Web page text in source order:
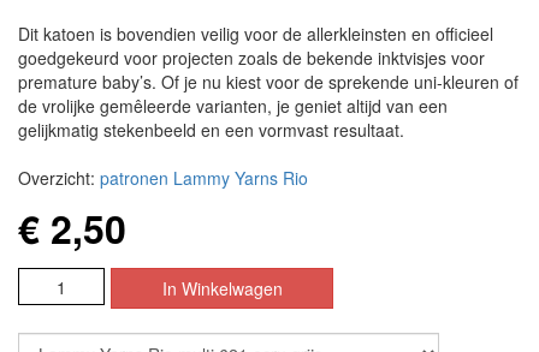
Dit katoen is bovendien veilig voor de allerkleinsten en officieel
goedgekeurd voor projecten zoals de bekende inktvisjes voor
premature baby’s. Of je nu kiest voor de sprekende uni-kleuren of
de vrolijke gemêleerde varianten, je geniet altijd van een
gelijkmatig stekenbeeld en een vormvast resultaat.
Overzicht: patronen Lammy Yarns Rio
€ 2,50